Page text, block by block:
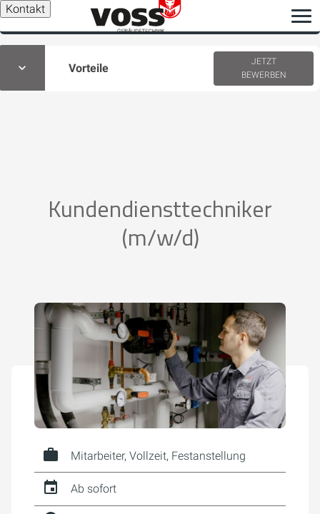
Kontakt
Vorteile
JETZT
BEWERBEN
Kundendiensttechniker
(m/w/d)
Mitarbeiter, Vollzeit, Festanstellung
Ab sofort